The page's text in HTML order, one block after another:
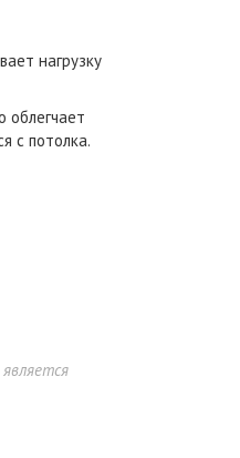
нагрузку
облегчает
с потолка.